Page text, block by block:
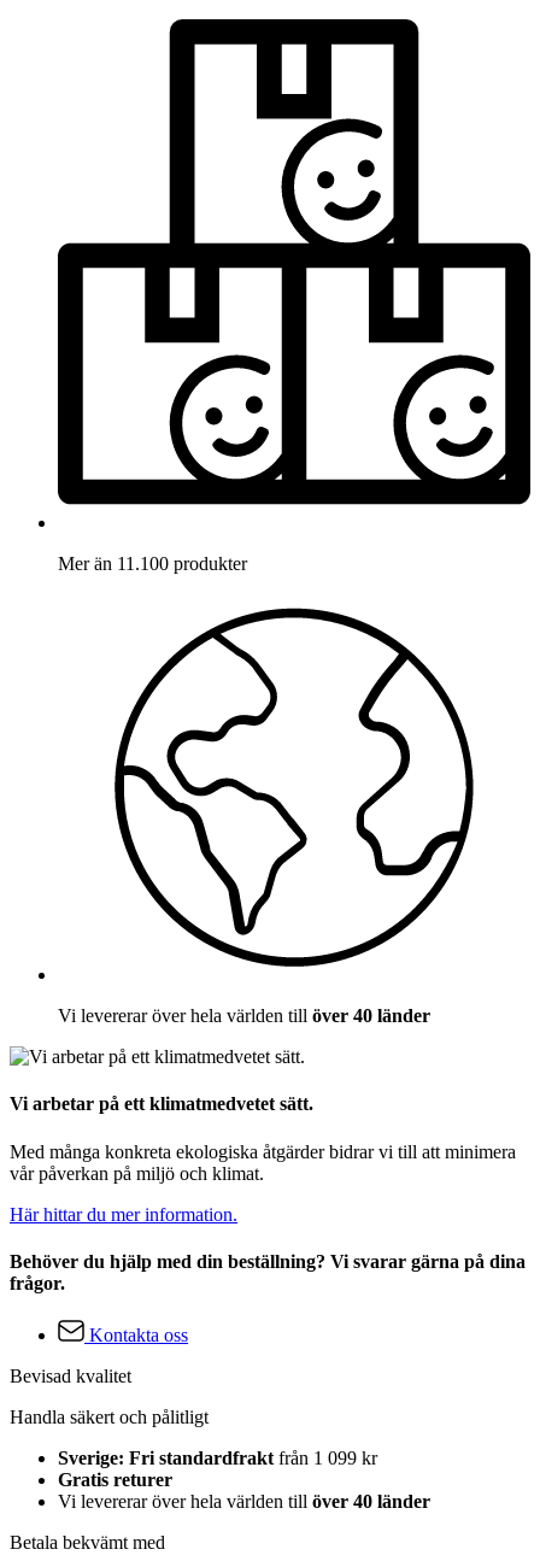
Mer än 11.100 produkter
Vi levererar över hela världen till över 40 länder
Vi arbetar på ett klimatmedvetet sätt.
Med många konkreta ekologiska åtgärder bidrar vi till att minimera
vår påverkan på miljö och klimat.
Här hittar du mer information.
Behöver du hjälp med din beställning? Vi svarar gärna på dina
frågor.
Kontakta oss
Bevisad kvalitet
Handla säkert och pålitligt
Sverige: Fri standardfrakt från 1 099 kr
Gratis returer
Vi levererar över hela världen till över 40 länder
Betala bekvämt med